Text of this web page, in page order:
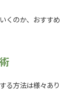
くのか、おすすめ
る方法は様々あり